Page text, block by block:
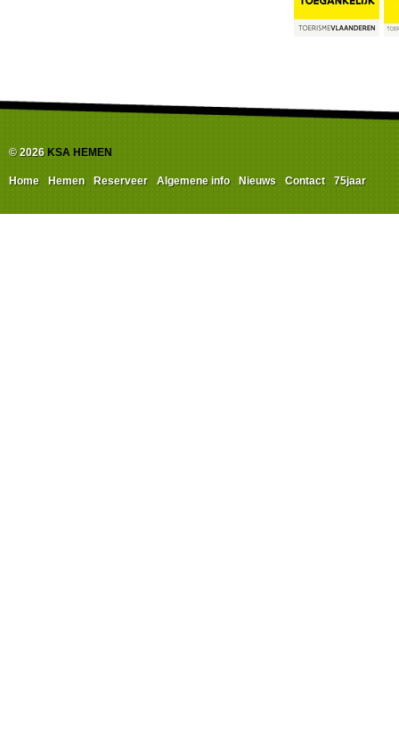
Home Hemen Reserveer Algemene info Nieuws Contact 75jaar
© 2026 KSA HEMEN